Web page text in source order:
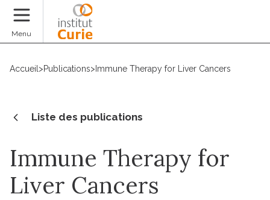
Menu
Accueil >Publications> Immune Therapy for Liver Cancers
Liste des publications
Immune Therapy for
Liver Cancers